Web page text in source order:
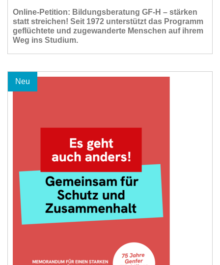
Online-Petition: Bildungsberatung GF-H – stärken
statt streichen! Seit 1972 unterstützt das Programm
geflüchtete und zugewanderte Menschen auf ihrem
Weg ins Studium.
Neu